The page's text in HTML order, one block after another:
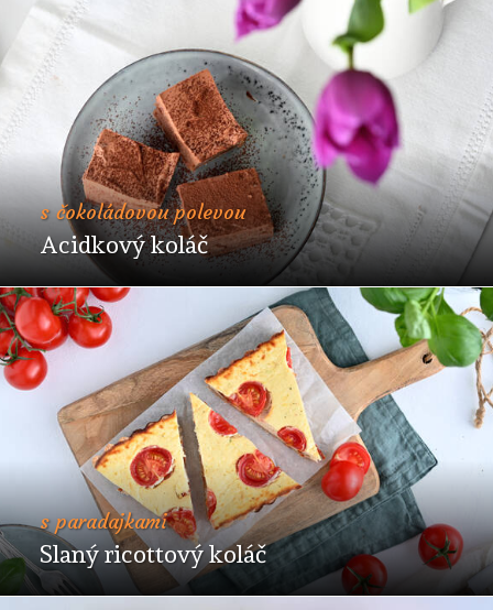
s čokoládovou polevou
Acidkový koláč
s paradajkami
Slaný ricottový koláč